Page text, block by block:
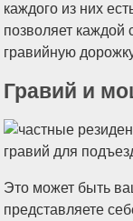
каждого из них
позволяет каждой
гравийную
Гравий и
Это может быть
представляете